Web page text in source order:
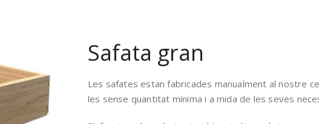
Safata gran
Les safates estan fabricades manualment al nostre
les sense quantitat mínima i a mida de les seves